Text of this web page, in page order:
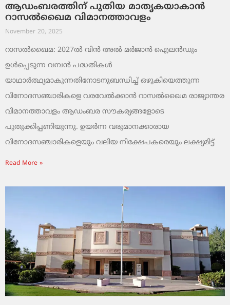
ആഡംബരത്തിന് പുതിയ മാതൃകയാകാൻ
റാസൽഖൈമ വിമാനത്താവളം
November 20, 2025
റാസൽഖൈമ: 2027ൽ വിൻ അൽ മർജാൻ ഐലൻഡും
ഉൾപ്പെടുന്ന വമ്പൻ പദ്ധതികൾ
യാഥാർത്ഥ്യമാകുന്നതിനോടനുബന്ധിച്ച് ഒഴുകിയെത്തുന്ന
വിനോദസഞ്ചാരികളെ വരവേൽക്കാൻ റാസൽഖൈമ രാജ്യാന്തര
വിമാനത്താവളം ആഡംബര സൗകര്യങ്ങളോടെ
പുതുക്കിപ്പണിയുന്നു. ഉയർന്ന വരുമാനക്കാരായ
വിനോദസഞ്ചാരികളെയും വലിയ നിക്ഷേപകരെയും ലക്ഷ്യമിട്ട്
Read More »